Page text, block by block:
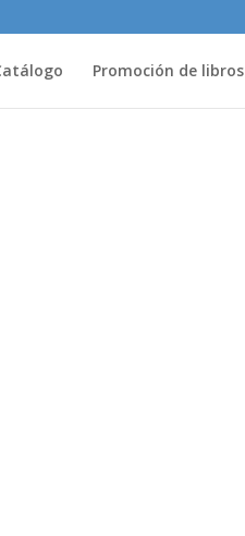
Promoción de libros